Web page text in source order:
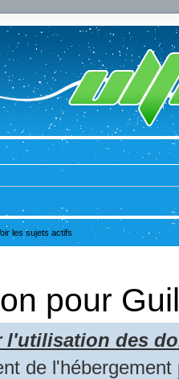
les sujets actifs
pour
l'utilisation des
de l'hébergement